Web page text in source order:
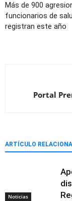
Más de 900
funcionarios de
registran este año
Portal
ARTÍCULO
Noticias